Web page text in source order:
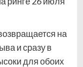
на
и сразу в
для обоих